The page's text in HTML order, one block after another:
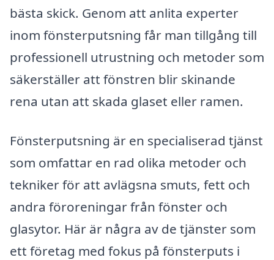
bästa skick. Genom att anlita experter
inom fönsterputsning får man tillgång till
professionell utrustning och metoder som
säkerställer att fönstren blir skinande
rena utan att skada glaset eller ramen.
Fönsterputsning är en specialiserad tjänst
som omfattar en rad olika metoder och
tekniker för att avlägsna smuts, fett och
andra föroreningar från fönster och
glasytor. Här är några av de tjänster som
ett företag med fokus på fönsterputs i